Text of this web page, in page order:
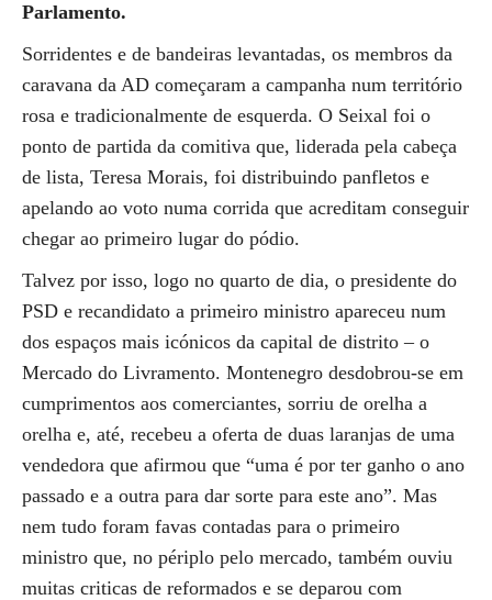
Parlamento.
Sorridentes e de bandeiras levantadas, os membros da
caravana da AD começaram a campanha num território
rosa e tradicionalmente de esquerda. O Seixal foi o
ponto de partida da comitiva que, liderada pela cabeça
de lista, Teresa Morais, foi distribuindo panfletos e
apelando ao voto numa corrida que acreditam conseguir
chegar ao primeiro lugar do pódio.
Talvez por isso, logo no quarto de dia, o presidente do
PSD e recandidato a primeiro ministro apareceu num
dos espaços mais icónicos da capital de distrito – o
Mercado do Livramento. Montenegro desdobrou-se em
cumprimentos aos comerciantes, sorriu de orelha a
orelha e, até, recebeu a oferta de duas laranjas de uma
vendedora que afirmou que “uma é por ter ganho o ano
passado e a outra para dar sorte para este ano”. Mas
nem tudo foram favas contadas para o primeiro
ministro que, no périplo pelo mercado, também ouviu
muitas criticas de reformados e se deparou com